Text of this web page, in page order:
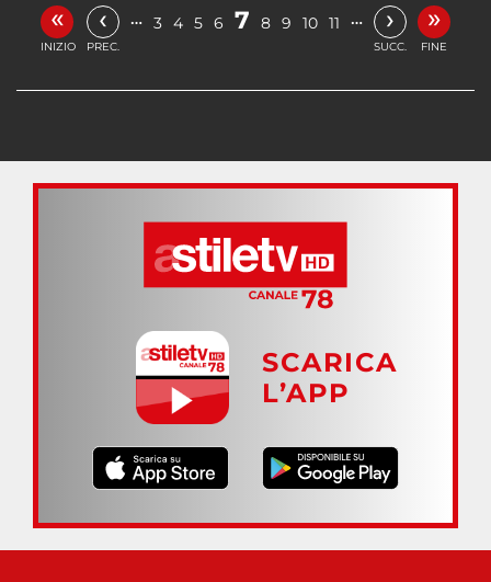
«
INIZIO
‹
PREC.
… 3 4 5 6 7 8 9 10 11 … ›
SUCC.
»
FINE
SCARICA
L’APP